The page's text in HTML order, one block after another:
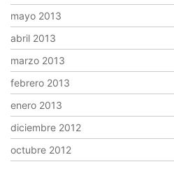
mayo 2013
abril 2013
marzo 2013
febrero 2013
enero 2013
diciembre 2012
octubre 2012